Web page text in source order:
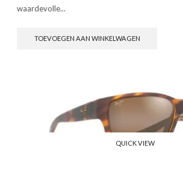
waardevolle...
TOEVOEGEN AAN WINKELWAGEN
QUICK VIEW